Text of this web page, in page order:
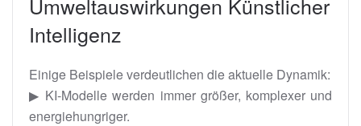
Intelligenz
Einige Beispiele verdeutlichen die aktuelle Dynamik:
▶ KI-Modelle werden immer größer, komplexer und
energiehungriger.